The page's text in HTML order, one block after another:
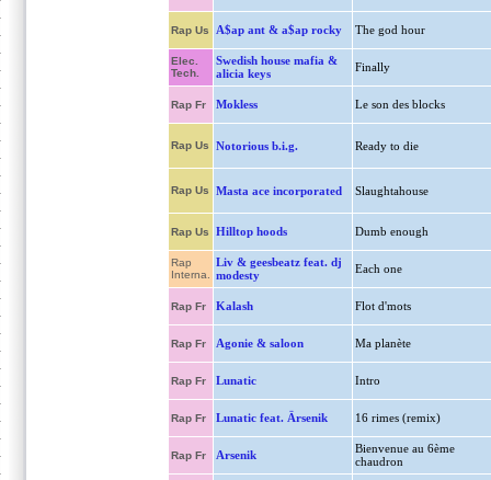
Rap Us A$ap ant & a$ap rocky The god hour
Elec.
Tech.
Swedish house mafia &
alicia keys
Finally
Rap Fr Mokless Le son des blocks
Rap Us Notorious b.i.g. Ready to die
Rap Us Masta ace incorporated Slaughtahouse
Rap Us Hilltop hoods Dumb enough
Rap
Interna.
Liv & geesbeatz feat. dj
modesty
Each one
Rap Fr Kalash Flot d'mots
Rap Fr Agonie & saloon Ma planète
Rap Fr Lunatic Intro
Rap Fr Lunatic feat. Ärsenik 16 rimes (remix)
Rap Fr Arsenik
Bienvenue au 6ème
chaudron